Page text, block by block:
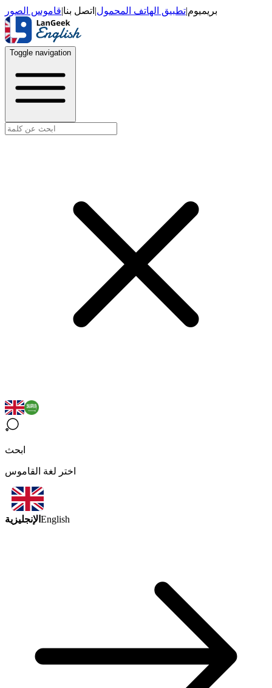
بريميوم|تطبيق الهاتف المحمول| اتصل بنا|قاموس الصور
Toggle navigation
ابحث
اختر لغة القاموس
الإنجليزية English